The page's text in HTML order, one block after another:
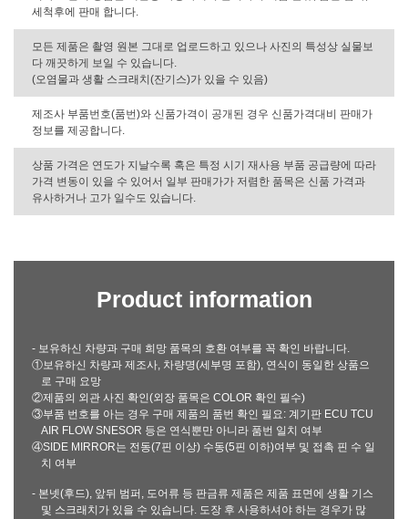
세척후에 판매 합니다.
모든 제품은 촬영 원본 그대로 업로드하고 있으나 사진의 특성상 실물보
다 깨끗하게 보일 수 있습니다.
(오염물과 생활 스크래치(잔기스)가 있을 수 있음)
제조사 부품번호(품번)와 신품가격이 공개된 경우 신품가격대비 판매가
정보를 제공합니다.
상품 가격은 연도가 지날수록 혹은 특정 시기 재사용 부품 공급량에 따라
가격 변동이 있을 수 있어서 일부 판매가가 저렴한 품목은 신품 가격과
유사하거나 고가 일수도 있습니다.
Product information
- 보유하신 차량과 구매 희망 품목의 호환 여부를 꼭 확인 바랍니다.
①보유하신 차량과 제조사, 차량명(세부명 포함), 연식이 동일한 상품으
로 구매 요망
②제품의 외관 사진 확인(외장 품목은 COLOR 확인 필수)
③부품 번호를 아는 경우 구매 제품의 품번 확인 필요: 계기판 ECU TCU
AIR FLOW SNESOR 등은 연식뿐만 아니라 품번 일치 여부
④SIDE MIRROR는 전동(7핀 이상) 수동(5핀 이하)여부 및 접촉 핀 수 일
치 여부
- 본넷(후드), 앞뒤 범퍼, 도어류 등 판금류 제품은 제품 표면에 생활 기스
및 스크래치가 있을 수 있습니다. 도장 후 사용하셔야 하는 경우가 많